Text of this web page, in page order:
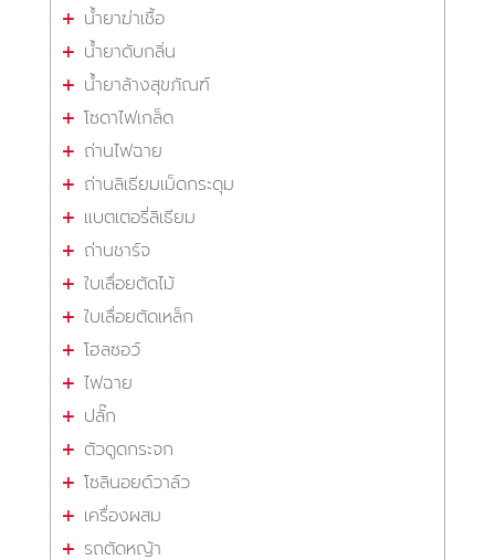
น้ำยาฆ่าเชื้อ
น้ำยาดับกลิ่น
น้ำยาล้างสุขภัณฑ์
โซดาไฟเกล็ด
ถ่านไฟฉาย
ถ่านลิเธียมเม็ดกระดุม
แบตเตอรี่ลิเธียม
ถ่านชาร์จ
ใบเลื่อยตัดไม้
ใบเลื่อยตัดเหล็ก
โฮลซอว์
ไฟฉาย
ปลั๊ก
ตัวดูดกระจก
โซลินอยด์วาล์ว
เครื่องผสม
รถตัดหญ้า